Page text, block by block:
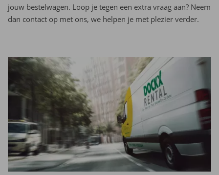
jouw bestelwagen. Loop je tegen een extra vraag aan? Neem
dan contact op met ons, we helpen je met plezier verder.